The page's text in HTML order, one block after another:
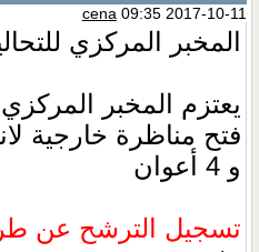
cena 09:35 2017-10-11
المخبر المركزي
يعتزم المخبر
و 4 أعوان
تسجيل الترشح عن